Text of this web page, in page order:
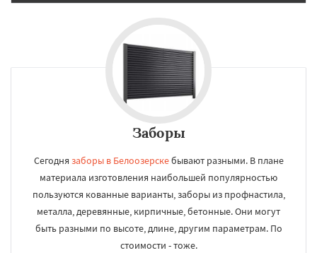
Заборы
Сегодня заборы в Белоозерскебывают разными. В плане
материала изготовления наибольшей популярностью
пользуются кованные варианты, заборы из профнастила,
металла, деревянные, кирпичные, бетонные. Они могут
быть разными по высоте, длине, другим параметрам. По
стоимости - тоже.